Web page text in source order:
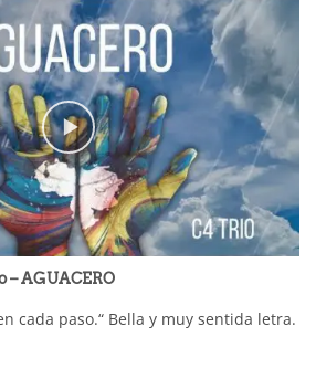
– AGUACERO
cada paso.“ Bella y muy sentida letra.